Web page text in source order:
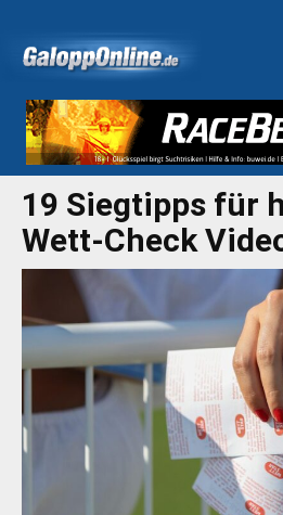
19 Siegtipps für
Wett-Check